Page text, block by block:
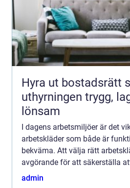
Hyra ut bostadsrätt så gör du
uthyrningen trygg,
lönsam
I dagens arbetsmiljöer är det
arbetskläder som både är
bekväma. Att välja rätt
avgörande för att säkerställa
admin